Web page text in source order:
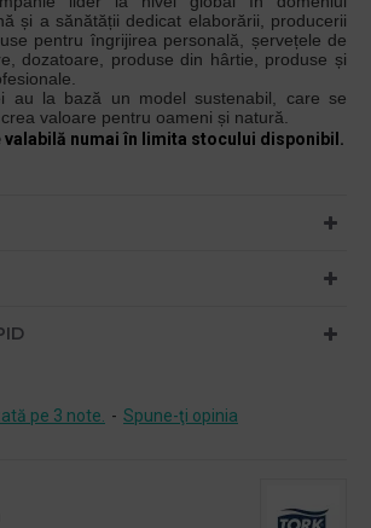
și a sănătății dedicat elaborării, producerii
pentru îngrijirea personală, șervețele de
dozatoare, produse din hârtie, produse și
au la bază un model sustenabil, care se
valoare pentru oameni și natură.
numai în limita stocului disponibil.
pe 3 note. - Spune-ţi opinia